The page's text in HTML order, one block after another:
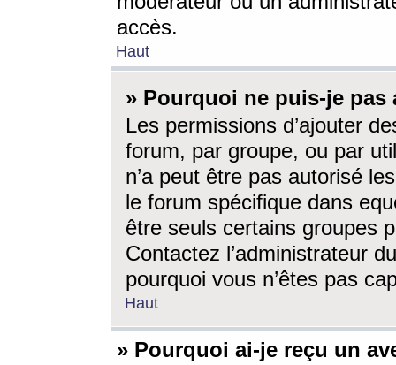
accès.
Haut
» Pourquoi ne puis-je
Les permissions d’ajouter
forum, par groupe, ou par
n’a peut être pas autorisé
le forum spécifique dans
être seuls certains groupes
Contactez l’administrateur
pourquoi vous n’êtes pas
Haut
» Pourquoi ai-je reçu un